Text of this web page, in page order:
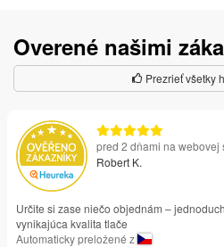
Overené našimi
Prezrieť všetky
pred 2 dňami na webovej
Robert K.
Určite si zase niečo objednám –
vynikajúca kvalita tlače
Automaticky preložené z